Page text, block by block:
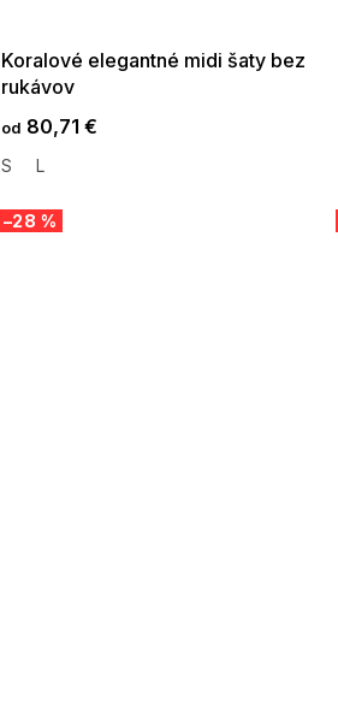
Koralové elegantné midi šaty bez
rukávov
od 80,71 €
S L
–28 %